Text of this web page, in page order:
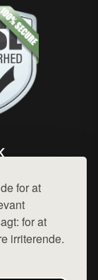
for at
for at
irriterende.
privatlivspolitik